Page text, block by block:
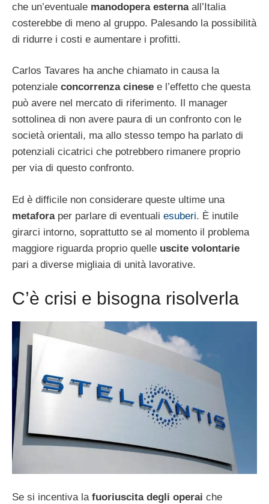
che un’eventuale manodopera esternaall’Italia
costerebbe di meno al gruppo. Palesando la possibilità
di ridurre i costi e aumentare i profitti.
Carlos Tavares ha anche chiamato in causa la
potenziale concorrenza cinese e l’effetto che questa
può avere nel mercato di riferimento. Il manager
sottolinea di non avere paura di un confronto con le
società orientali, ma allo stesso tempo ha parlato di
potenziali cicatrici che potrebbero rimanere proprio
per via di questo confronto.
Ed è difficile non considerare queste ultime una
metaforaper parlare di eventuali esuberi. È inutile
girarci intorno, soprattutto se al momento il problema
maggiore riguarda proprio quelle uscite volontarie
pari a diverse migliaia di unità lavorative.
C’è crisi e bisogna risolverla
Se si incentiva la fuoriuscita degli operai che